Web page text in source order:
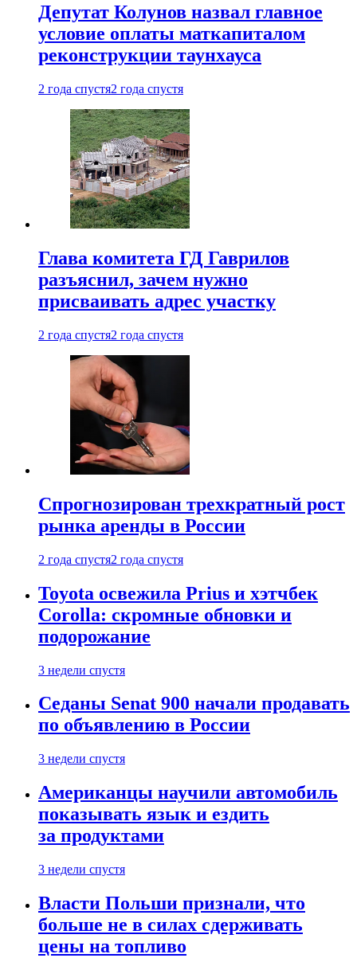
Депутат Колунов назвал главное
условие оплаты маткапиталом
реконструкции таунхауса
2 года спустя2 года спустя
Глава комитета ГД Гаврилов
разъяснил, зачем нужно
присваивать адрес участку
2 года спустя2 года спустя
Спрогнозирован трехкратный рост
рынка аренды в России
2 года спустя2 года спустя
Toyota освежила Prius и хэтчбек
Corolla: скромные обновки и
подорожание
3 недели спустя
Седаны Senat 900 начали продавать
по объявлению в России
3 недели спустя
Американцы научили автомобиль
показывать язык и ездить
за продуктами
3 недели спустя
Власти Польши признали, что
больше не в силах сдерживать
цены на топливо